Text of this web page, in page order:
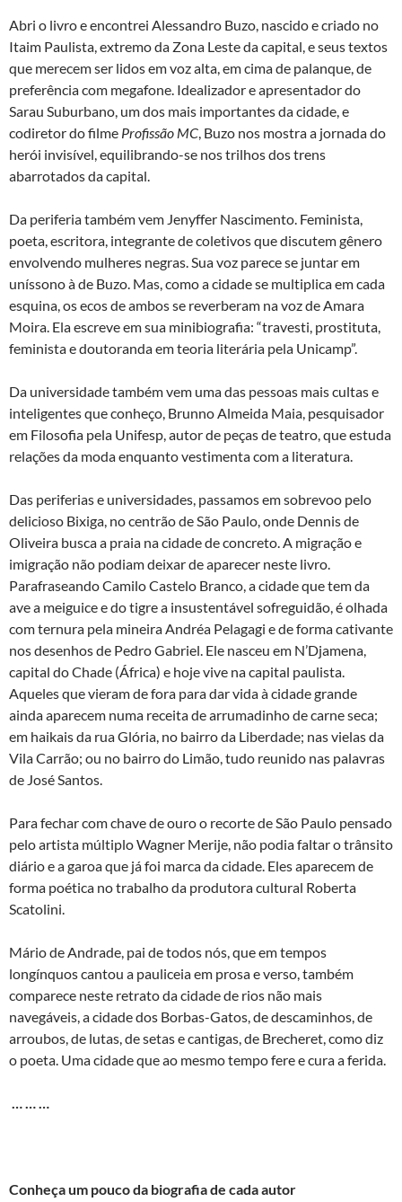
Abri o livro e encontrei Alessandro Buzo, nascido e criado no
Itaim Paulista, extremo da Zona Leste da capital, e seus textos
que merecem ser lidos em voz alta, em cima de palanque, de
preferência com megafone. Idealizador e apresentador do
Sarau Suburbano, um dos mais importantes da cidade, e
codiretor do filme Profissão MC, Buzo nos mostra a jornada do
herói invisível, equilibrando-se nos trilhos dos trens
abarrotados da capital.
Da periferia também vem Jenyffer Nascimento. Feminista,
poeta, escritora, integrante de coletivos que discutem gênero
envolvendo mulheres negras. Sua voz parece se juntar em
uníssono à de Buzo. Mas, como a cidade se multiplica em cada
esquina, os ecos de ambos se reverberam na voz de Amara
Moira. Ela escreve em sua minibiografia: “travesti, prostituta,
feminista e doutoranda em teoria literária pela Unicamp”.
Da universidade também vem uma das pessoas mais cultas e
inteligentes que conheço, Brunno Almeida Maia, pesquisador
em Filosofia pela Unifesp, autor de peças de teatro, que estuda
relações da moda enquanto vestimenta com a literatura.
Das periferias e universidades, passamos em sobrevoo pelo
delicioso Bixiga, no centrão de São Paulo, onde Dennis de
Oliveira busca a praia na cidade de concreto. A migração e
imigração não podiam deixar de aparecer neste livro.
Parafraseando Camilo Castelo Branco, a cidade que tem da
ave a meiguice e do tigre a insustentável sofreguidão, é olhada
com ternura pela mineira Andréa Pelagagi e de forma cativante
nos desenhos de Pedro Gabriel. Ele nasceu em N’Djamena,
capital do Chade (África) e hoje vive na capital paulista.
Aqueles que vieram de fora para dar vida à cidade grande
ainda aparecem numa receita de arrumadinho de carne seca;
em haikais da rua Glória, no bairro da Liberdade; nas vielas da
Vila Carrão; ou no bairro do Limão, tudo reunido nas palavras
de José Santos.
Para fechar com chave de ouro o recorte de São Paulo pensado
pelo artista múltiplo Wagner Merije, não podia faltar o trânsito
diário e a garoa que já foi marca da cidade. Eles aparecem de
forma poética no trabalho da produtora cultural Roberta
Scatolini.
Mário de Andrade, pai de todos nós, que em tempos
longínquos cantou a pauliceia em prosa e verso, também
comparece neste retrato da cidade de rios não mais
navegáveis, a cidade dos Borbas-Gatos, de descaminhos, de
arroubos, de lutas, de setas e cantigas, de Brecheret, como diz
o poeta. Uma cidade que ao mesmo tempo fere e cura a ferida.
… … …
Conheça um pouco da biografia de cada autor